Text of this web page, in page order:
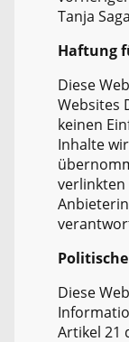
Tanja
Haftung
Diese
Websites
keinen
Inhalte
verlinkten
Diese
Artikel 21